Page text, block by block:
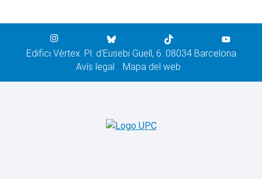
Edifici Vèrtex. Pl. d'Eusebi Güell, 6. 08034 Barcelona
Avís legal
Mapa del web